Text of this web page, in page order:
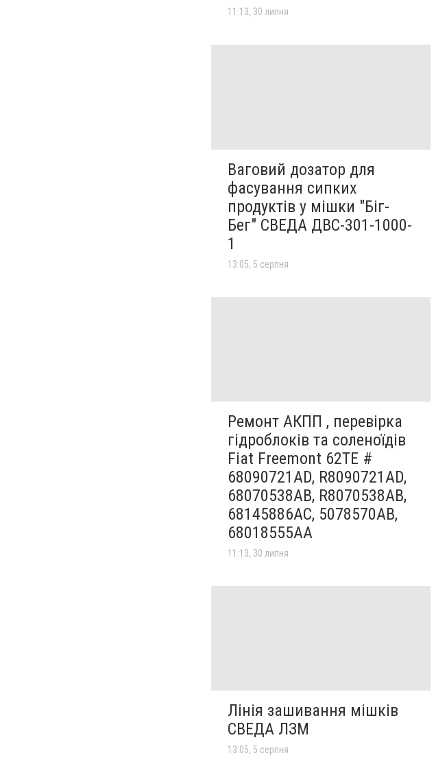
11:13, 30 липня
Ваговий дозатор для
фасування сипких
продуктів у мішки "Біг-
Бег" СВЕДА ДВС-301-1000-
1
13:05, 5 серпня
Ремонт АКПП , перевірка
гідроблоків та соленоїдів
Fiat Freemont 62TE #
68090721AD, R8090721AD,
68070538AB, R8070538AB,
68145886AC, 5078570AB,
68018555AA
11:13, 30 липня
Лінія зашивання мішків
СВЕДА ЛЗМ
13:05, 5 серпня